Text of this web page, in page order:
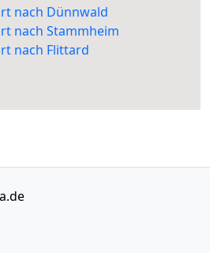
nach Dünnwald
nach Stammheim
nach Flittard